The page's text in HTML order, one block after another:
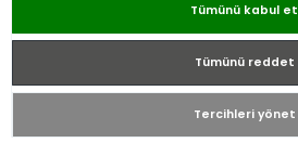
Tümünü kabul et
Tümünü reddet
Tercihleri yönet